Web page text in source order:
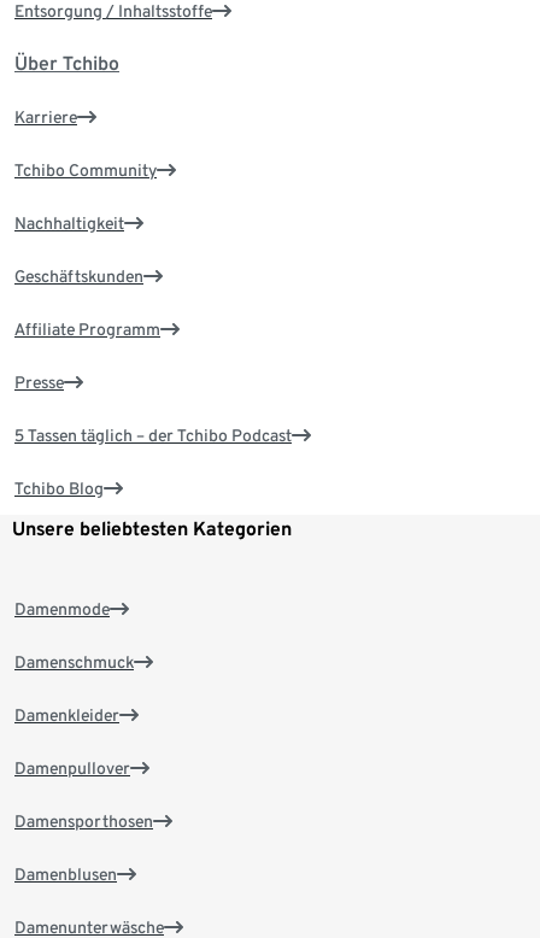
Entsorgung / Inhaltsstoffe
Über Tchibo
Karriere
Tchibo Community
Nachhaltigkeit
Geschäftskunden
Affiliate Programm
Presse
5 Tassen täglich – der Tchibo Podcast
Tchibo Blog
Unsere beliebtesten Kategorien
Damenmode
Damenschmuck
Damenkleider
Damenpullover
Damensporthosen
Damenblusen
Damenunterwäsche